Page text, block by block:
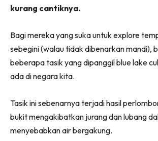
kurang cantiknya.
Bagi mereka yang suka untuk explore
sebegini (walau tidak dibenarkan mandi),
beberapa tasik yang dipanggil blue lake
ada di negara kita.
Tasik ini sebenarnya terjadi hasil
bukit mengakibatkan jurang dan lubang
menyebabkan air bergakung.